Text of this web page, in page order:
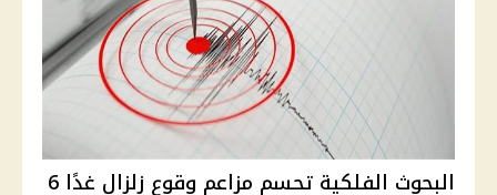
البحوث الفلكية تحسم مزاعم وقوع زلزال غدًا 6